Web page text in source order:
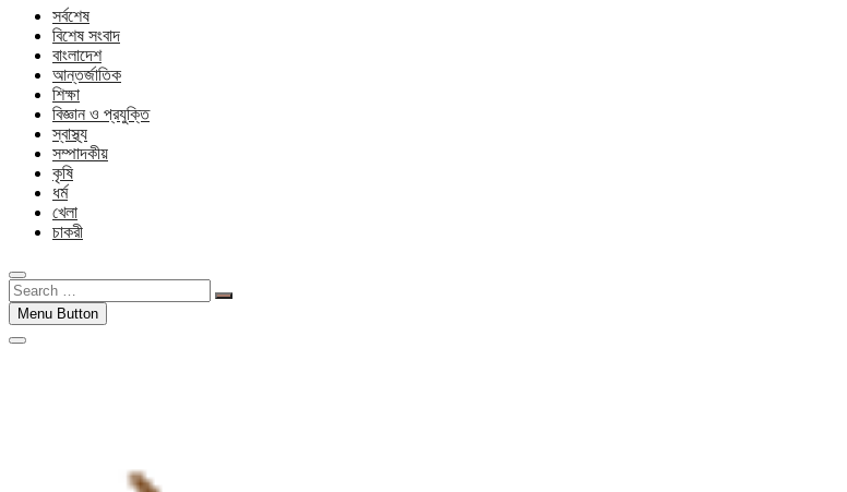
সর্বশেষ
বিশেষ সংবাদ
বাংলাদেশ
আন্তর্জাতিক
শিক্ষা
বিজ্ঞান ও প্রযুক্তি
স্বাস্থ্য
সম্পাদকীয়
কৃষি
ধর্ম
খেলা
চাকরী
Search
…Menu Button